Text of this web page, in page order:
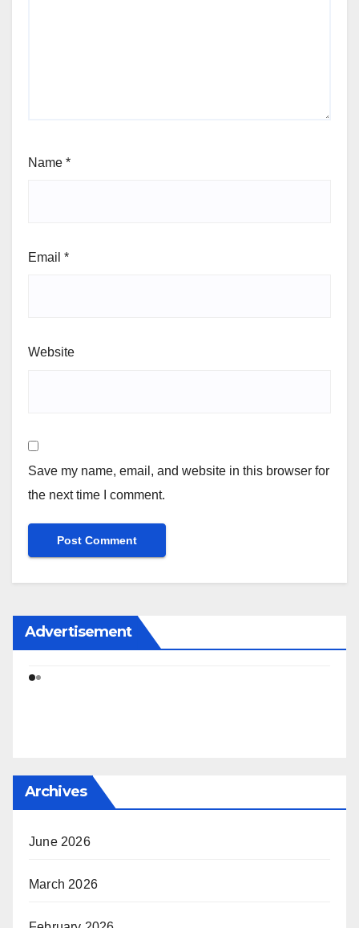
Name *
Email *
Website
Save my name, email, and website in this browser for
the next time I comment.
Advertisement
Archives
June 2026
March 2026